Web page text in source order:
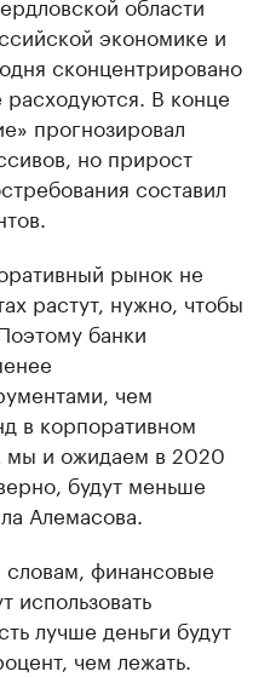
экономике и
сконцентрировано
В конце
прогнозировал
но прирост
составил
рынок не
растут, нужно, чтобы
банки
чем
в корпоративном
мы и ожидаем в 2020
будут меньше
Алемасова.
финансовые
использовать
лучше деньги будут
чем лежать.